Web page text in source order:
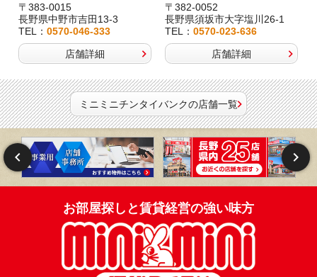
〒383-0015
長野県中野市吉田13-3
TEL： 0570-046-333
店舗詳細
〒382-0052
長野県須坂市大字塩川26-1
TEL：0570-023-636
店舗詳細
ミニミニチンタイバンクの店舗一覧
お部屋探しと賃貸経営の強い味方